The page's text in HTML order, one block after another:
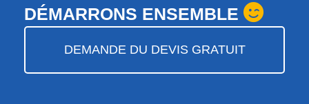
DÉMARRONS ENSEMBLE
DEMANDE DU DEVIS GRATUIT